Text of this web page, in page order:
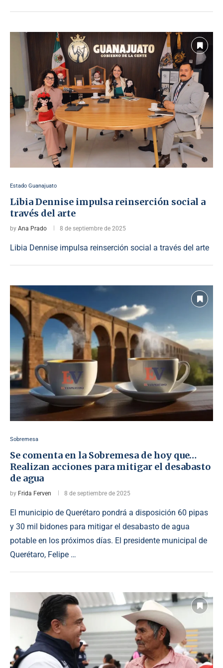
Estado Guanajuato
Libia Dennise impulsa reinserción social a
través del arte
by Ana Prado 8 de septiembre de 2025
Libia Dennise impulsa reinserción social a través del arte
Sobremesa
Se comenta en la Sobremesa de hoy que…
Realizan acciones para mitigar el desabasto
de agua
by Frida Ferven 8 de septiembre de 2025
El municipio de Querétaro pondrá a disposición 60 pipas
y 30 mil bidones para mitigar el desabasto de agua
potable en los próximos días. El presidente municipal de
Querétaro, Felipe …